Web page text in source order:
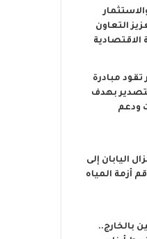
التعاون
الاقتصادية
تقود مبادرة
بهدف
ودعم
اليابان إلى
أزمة المياه
بالخارج..